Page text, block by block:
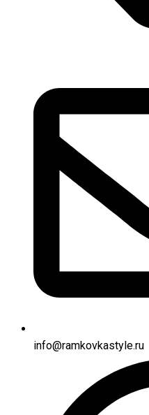
info@ramkovkastyle.ru